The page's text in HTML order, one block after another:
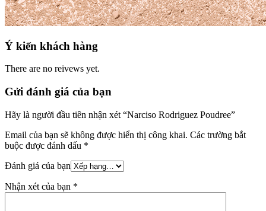
Ý kiến khách hàng
There are no reivews yet.
Gửi đánh giá của bạn
Hãy là người đầu tiên nhận xét “Narciso Rodriguez Poudree”
Email của bạn sẽ không được hiển thị công khai. Các trường bắt
buộc được đánh dấu *
Đánh giá của bạn
Nhận xét của bạn *